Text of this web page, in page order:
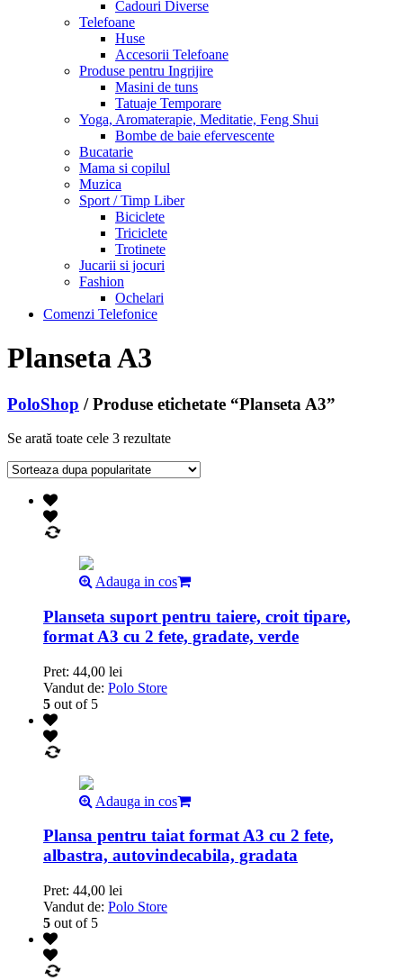
Cadouri Diverse
Telefoane
Huse
Accesorii Telefoane
Produse pentru Ingrijire
Masini de tuns
Tatuaje Temporare
Yoga, Aromaterapie, Meditatie, Feng Shui
Bombe de baie efervescente
Bucatarie
Mama si copilul
Muzica
Sport / Timp Liber
Biciclete
Triciclete
Trotinete
Jucarii si jocuri
Fashion
Ochelari
Comenzi Telefonice
Planseta A3
PoloShop / Produse etichetate “Planseta A3”
Se arată toate cele 3 rezultate
Adauga in cos
Planseta suport pentru taiere, croit tipare,
format A3 cu 2 fete, gradate, verde
Pret: 44,00 lei
Vandut de: Polo Store
5 out of 5
Adauga in cos
Plansa pentru taiat format A3 cu 2 fete,
albastra, autovindecabila, gradata
Pret: 44,00 lei
Vandut de: Polo Store
5 out of 5